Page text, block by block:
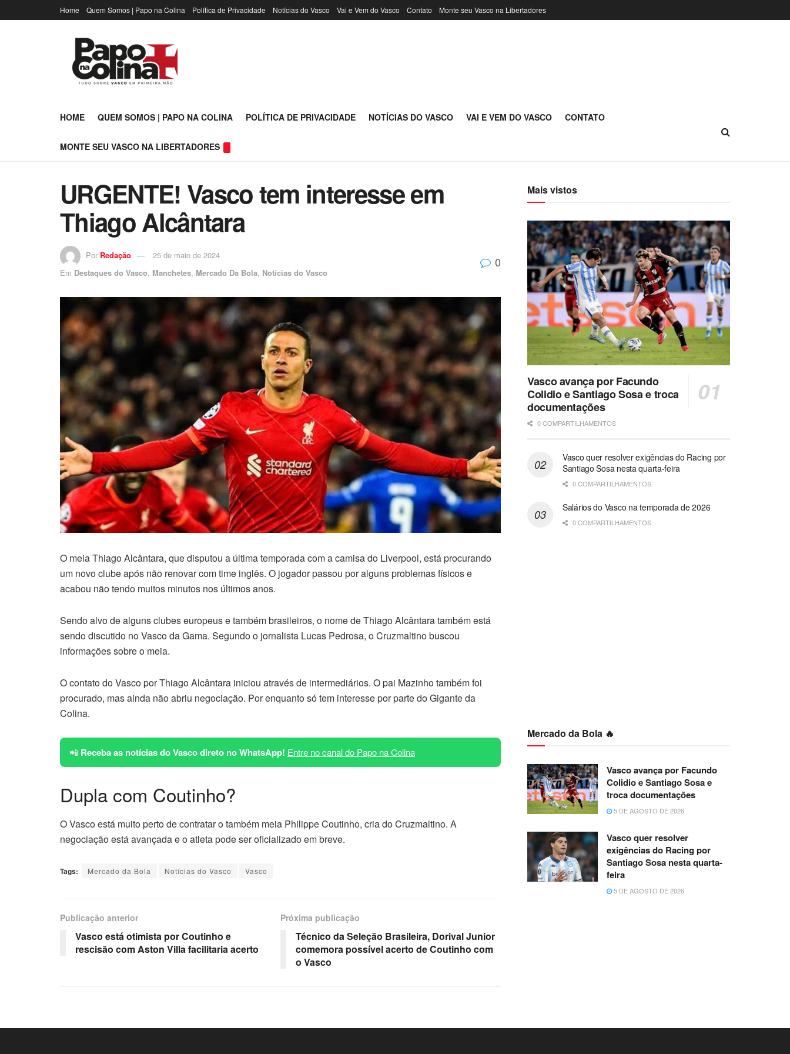
Home Quem Somos | Papo na Colina Política de Privacidade Notícias do Vasco Vai e Vem do Vasco Contato Monte seu Vasco na Libertadores
HOME QUEM SOMOS | PAPO NA COLINA POLÍTICA DE PRIVACIDADE NOTÍCIAS DO VASCO VAI E VEM DO VASCO CONTATO
MONTE SEU VASCO NA LIBERTADORES
URGENTE! Vasco tem interesse em
Thiago Alcântara
Por Redação
25 de maio de 2024
Em Destaques do Vasco, Manchetes, Mercado Da Bola, Notícias do Vasco
0
O meia Thiago Alcântara, que disputou a última temporada com a camisa do Liverpool, está procurando
um novo clube após não renovar com time inglês. O jogador passou por alguns problemas físicos e
acabou não tendo muitos minutos nos últimos anos.
Sendo alvo de alguns clubes europeus e também brasileiros, o nome de Thiago Alcântara também está
sendo discutido no Vasco da Gama. Segundo o jornalista Lucas Pedrosa, o Cruzmaltino buscou
informações sobre o meia.
O contato do Vasco por Thiago Alcântara iniciou através de intermediários. O pai Mazinho também foi
procurado, mas ainda não abriu negociação. Por enquanto só tem interesse por parte do Gigante da
Colina.
📲 Receba as notícias do Vasco direto no WhatsApp! Entre no canal do Papo na Colina
Dupla com Coutinho?
O Vasco está muito perto de contratar o também meia Philippe Coutinho, cria do Cruzmaltino. A
negociação está avançada e o atleta pode ser oficializado em breve.
Tags: Mercado da Bola Notícias do Vasco Vasco
Publicação anterior
Vasco está otimista por Coutinho e
rescisão com Aston Villa facilitaria acerto
Próxima publicação
Técnico da Seleção Brasileira, Dorival Junior
comemora possível acerto de Coutinho com
o Vasco
Mais vistos
Vasco avança por Facundo
Colidio e Santiago Sosa e troca
documentações
0 COMPARTILHAMENTOS
Vasco quer resolver exigências do Racing por
Santiago Sosa nesta quarta-feira
0 COMPARTILHAMENTOS
Salários do Vasco na temporada de 2026
0 COMPARTILHAMENTOS
Mercado da Bola 🔥
Vasco avança por Facundo
Colidio e Santiago Sosa e
troca documentações
5 DE AGOSTO DE 2026
Vasco quer resolver
exigências do Racing por
Santiago Sosa nesta quarta-
feira
5 DE AGOSTO DE 2026